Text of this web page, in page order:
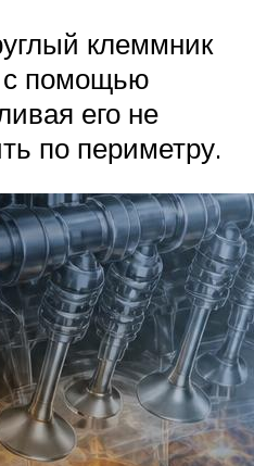
клеммник
с помощью
его не
по периметру.